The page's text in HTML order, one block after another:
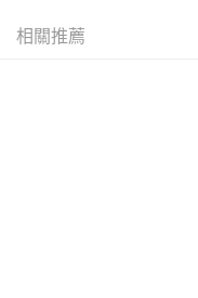
相關推薦